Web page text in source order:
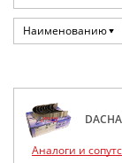
Наименованию
Аналоги и